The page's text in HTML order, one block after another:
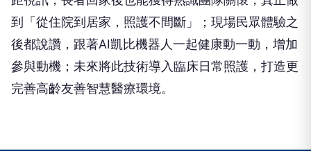
到「從住院到居家，照護不間斷」；現場民眾體驗之
後都說讚，跟著AI凱比機器人一起健康動一動，增加
參與動機；未來將此技術導入臨床日常照護，打造更
完善高齡友善智慧醫療環境。